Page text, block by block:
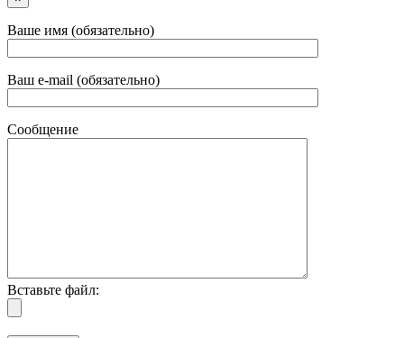
Ваше имя (обязательно)
Ваш e-mail (обязательно)
Сообщение
Вставьте файл: